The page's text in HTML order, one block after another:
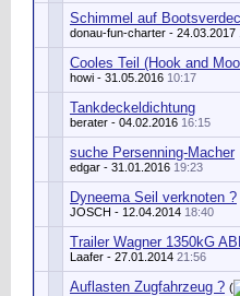
Schimmel auf
donau-fun-charter - 24.03.2017
Cooles Teil (Hook and
howi - 31.05.2016 10:17
Tankdeckeldichtung
berater - 04.02.2016 16:15
suche Persenning-Macher
edgar - 31.01.2016 19:23
Dyneema Seil verknoten ?
JOSCH - 12.04.2014 18:40
Trailer Wagner 1350kG
Laafer - 27.01.2014 21:56
Auflasten Zugfahrzeug ? (